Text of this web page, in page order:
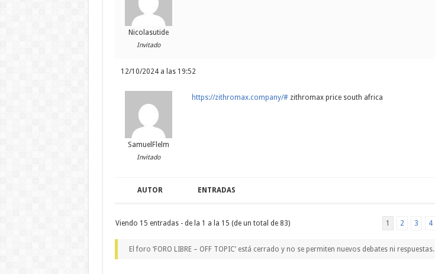
Nicolasutide
Invitado
12/10/2024 a las 19:52
SamuelFlelm
Invitado
https://zithromax.company/#zithromax price south africa
AUTOR ENTRADAS
Viendo 15 entradas - de la 1 a la 15 (de un total de 83) 1 2 3 4
El foro ‘FORO LIBRE – OFF TOPIC’ está cerrado y no se permiten nuevos debates ni respuestas.